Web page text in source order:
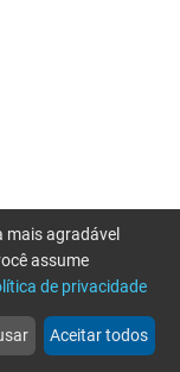
web more_horiz
Mais
mais agradável
assume
de privacidade
Aceitar todos